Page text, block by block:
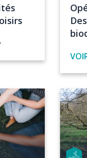
de
de
Image